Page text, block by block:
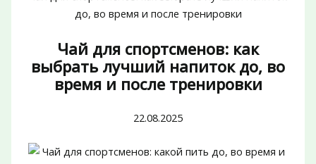
до, во время и после тренировки
Чай для спортсменов: как
выбрать лучший напиток до, во
время и после тренировки
22.08.2025